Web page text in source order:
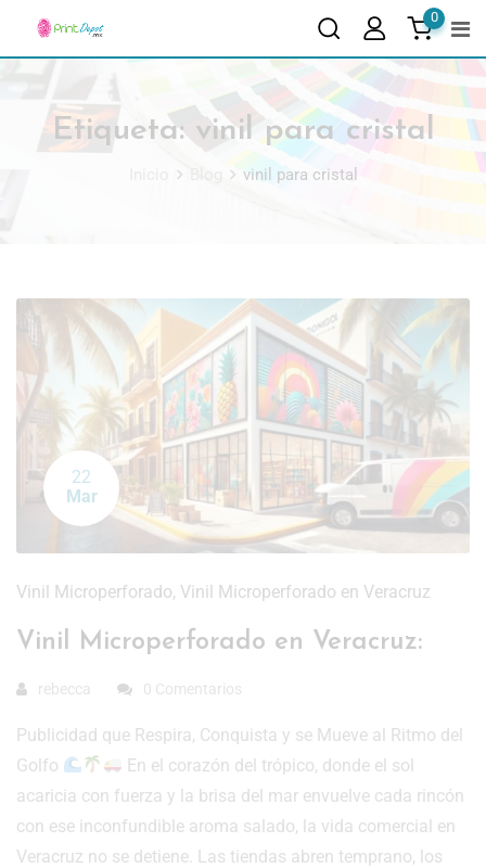
0
Etiqueta: vinil para cristal
vinil para cristal
22
Mar
Vinil Microperforado, Vinil Microperforado en Veracruz
Vinil Microperforado en Veracruz:
rebecca 0 Comentarios
Publicidad que Respira, Conquista y se Mueve al Ritmo del
Golfo
En el corazón del trópico, donde el sol
acaricia con fuerza y la brisa del mar envuelve cada rincón
con ese inconfundible aroma salado, la vida comercial en
Veracruz no se detiene. Las tiendas abren temprano, los